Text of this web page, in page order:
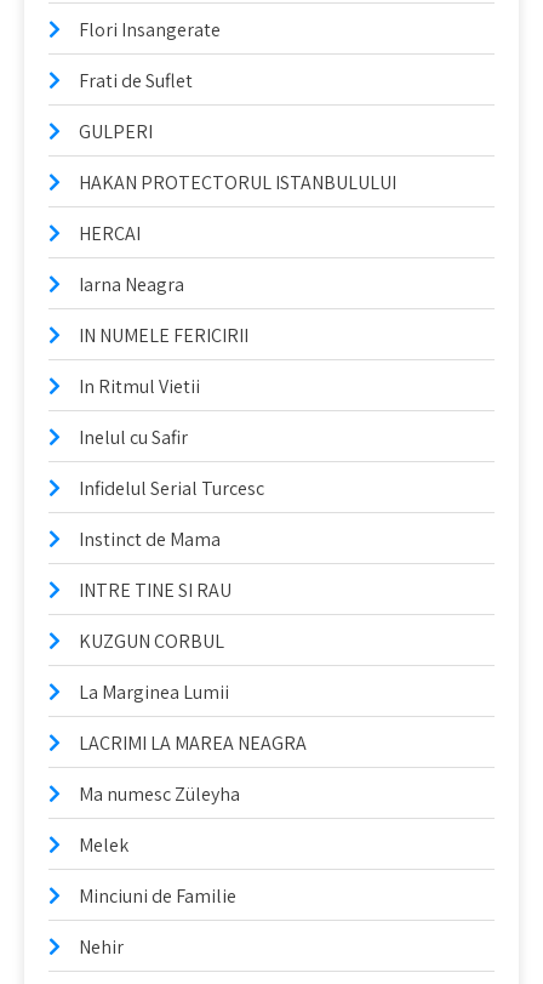
Flori Insangerate
Frati de Suflet
GULPERI
HAKAN PROTECTORUL ISTANBULULUI
HERCAI
Iarna Neagra
IN NUMELE FERICIRII
In Ritmul Vietii
Inelul cu Safir
Infidelul Serial Turcesc
Instinct de Mama
INTRE TINE SI RAU
KUZGUN CORBUL
La Marginea Lumii
LACRIMI LA MAREA NEAGRA
Ma numesc Züleyha
Melek
Minciuni de Familie
Nehir